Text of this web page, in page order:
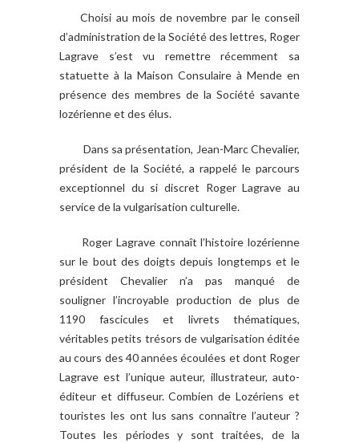
Choisi au mois de novembre par le conseil
d’administration de la Société des lettres, Roger
Lagrave s’est vu remettre récemment sa
statuette à la Maison Consulaire à Mende en
présence des membres de la Société savante
lozérienne et des élus.
Dans sa présentation, Jean-Marc Chevalier,
président de la Société, a rappelé le parcours
exceptionnel du si discret Roger Lagrave au
service de la vulgarisation culturelle.
Roger Lagrave connaît l’histoire lozérienne
sur le bout des doigts depuis longtemps et le
président Chevalier n’a pas manqué de
souligner l’incroyable production de plus de
1190 fascicules et livrets thématiques,
véritables petits trésors de vulgarisation éditée
au cours des 40 années écoulées et dont Roger
Lagrave est l’unique auteur, illustrateur, auto-
éditeur et diffuseur. Combien de Lozériens et
touristes les ont lus sans connaître l’auteur ?
Toutes les périodes y sont traitées, de la